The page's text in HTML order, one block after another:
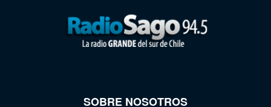
SOBRE NOSOTROS